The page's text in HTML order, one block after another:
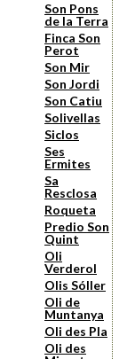
Son Pons
de la Terra
Finca Son
Perot
Son Mir
Son Jordi
Son Catiu
Solivellas
Siclos
Ses
Ermites
Sa
Resclosa
Roqueta
Predio Son
Quint
Oli
Verderol
Olis Sóller
Oli de
Muntanya
Oli des Pla
Oli des